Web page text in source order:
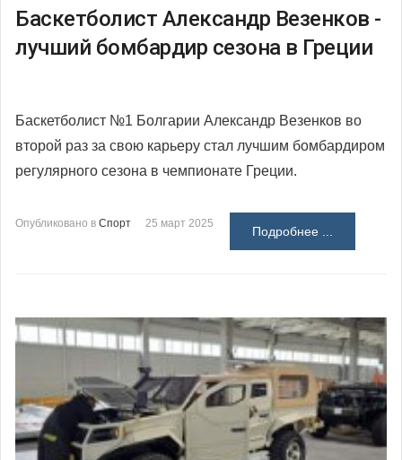
Баскетболист Александр Везенков -
лучший бомбардир сезона в Греции
Баскетболист №1 Болгарии Александр Везенков во
второй раз за свою карьеру стал лучшим бомбардиром
регулярного сезона в чемпионате Греции.
Опубликовано в Спорт 25 март 2025
Подробнее ...